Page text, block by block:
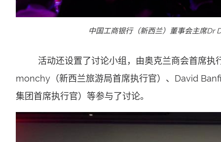
中国工商银行（新西兰）董事会主席Dr
活动还设置了讨论小组，由奥克兰商会首席执
monchy（新西兰旅游局首席执行官）、David
集团首席执行官）等参与了讨论。